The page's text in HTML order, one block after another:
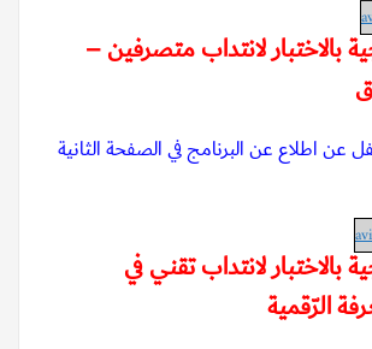
بالاختبار لانتداب متصرفين –
عن اطلاع عن البرنامج في الصفحة الثانية
بالاختبار لانتداب تقني في
الرّقمية